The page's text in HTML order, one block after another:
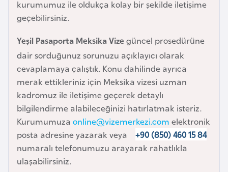
kurumumuz ile oldukça kolay bir şekilde iletişime
geçebilirsiniz.
Yeşil Pasaporta Meksika Vize güncel prosedürüne
dair sorduğunuz sorunuzu açıklayıcı olarak
cevaplamaya çalıştık. Konu dahilinde ayrıca
merak ettikleriniz için Meksika vizesi uzman
kadromuz ile iletişime geçerek detaylı
bilgilendirme alabileceğinizi hatırlatmak isteriz.
Kurumumuza online@vizemerkezi.com elektronik
posta adresine yazarak veya
+90 (850) 460 15 84
numaralı telefonumuzu arayarak rahatlıkla
ulaşabilirsiniz.
i
n
B
o
s
n
a
H
e
r
s
e